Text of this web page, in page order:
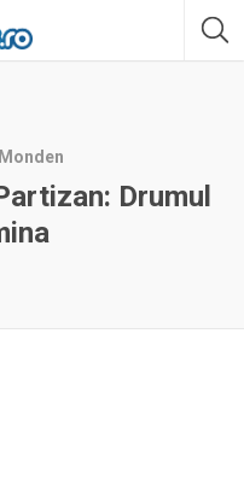
Monden
Drumul